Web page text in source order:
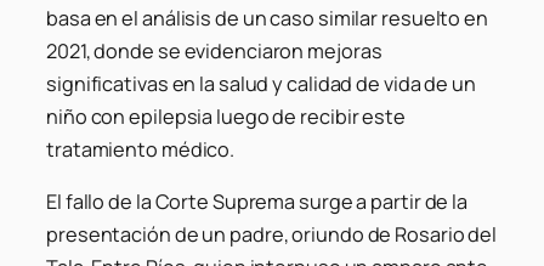
basa en el análisis de un caso similar resuelto en
2021, donde se evidenciaron mejoras
significativas en la salud y calidad de vida de un
niño con epilepsia luego de recibir este
tratamiento médico.
El fallo de la Corte Suprema surge a partir de la
presentación de un padre, oriundo de Rosario del